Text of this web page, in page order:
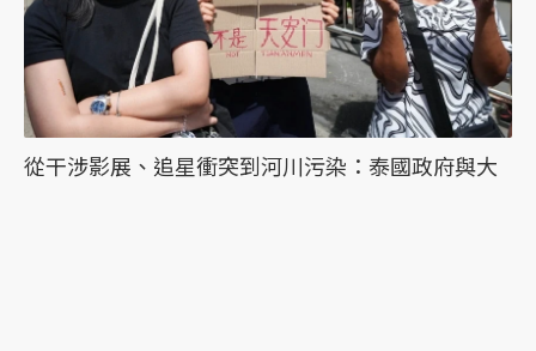
從干涉影展、追星衝突到河川污染：泰國政府與大